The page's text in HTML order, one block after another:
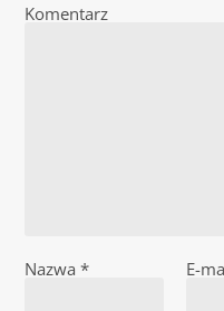
Komentarz
Nazwa* E-